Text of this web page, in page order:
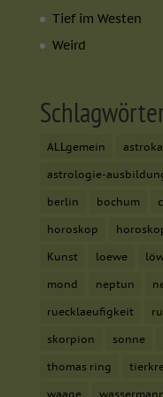
Tief im Westen
Weird
ALLgemein
astrologie-
berlin bochum
horoskop
Kunst loewe
mond neptun
ruecklaeufigkeit
skorpion sonne
thomas ring
waage